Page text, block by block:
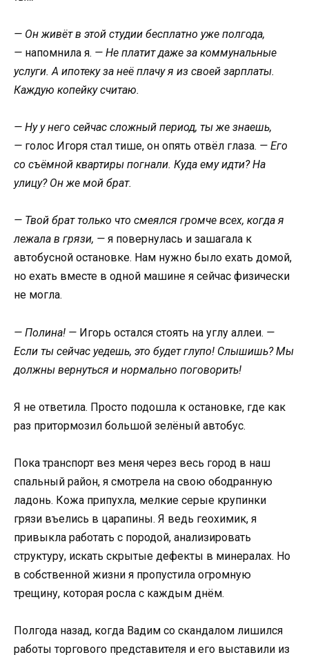
— Он живёт в этой студии бесплатно уже полгода,
— напомнила я. — Не платит даже за коммунальные
услуги. А ипотеку за неё плачу я из своей зарплаты.
Каждую копейку считаю.
— Ну у него сейчас сложный период, ты же знаешь,
— голос Игоря стал тише, он опять отвёл глаза. — Его
со съёмной квартиры погнали. Куда ему идти? На
улицу? Он же мой брат.
— Твой брат только что смеялся громче всех, когда я
лежала в грязи, — я повернулась и зашагала к
автобусной остановке. Нам нужно было ехать домой,
но ехать вместе в одной машине я сейчас физически
не могла.
— Полина! — Игорь остался стоять на углу аллеи. —
Если ты сейчас уедешь, это будет глупо! Слышишь? Мы
должны вернуться и нормально поговорить!
Я не ответила. Просто подошла к остановке, где как
раз притормозил большой зелёный автобус.
Пока транспорт вез меня через весь город в наш
спальный район, я смотрела на свою ободранную
ладонь. Кожа припухла, мелкие серые крупинки
грязи въелись в царапины. Я ведь геохимик, я
привыкла работать с породой, анализировать
структуру, искать скрытые дефекты в минералах. Но
в собственной жизни я пропустила огромную
трещину, которая росла с каждым днём.
Полгода назад, когда Вадим со скандалом лишился
работы торгового представителя и его выставили из